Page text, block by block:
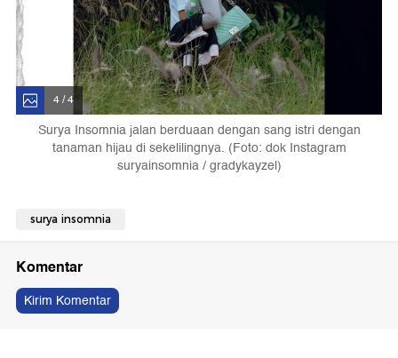
4 / 4
Surya Insomnia jalan berduaan dengan sang istri dengan
tanaman hijau di sekelilingnya. (Foto: dok Instagram
suryainsomnia / gradykayzel)
surya insomnia
Komentar
Kirim Komentar